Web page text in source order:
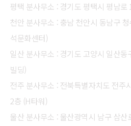
평택 분사무소 : 경기도 평택시 평남
천안 분사무소 : 충남 천안시 동남구
석문화센터)
일산 분사무소 : 경기도 고양시 일산
빌딩)
전주 분사무소 : 전북특별자치도 전주
2층 (H타워)
울산 분사무소 : 울산광역시 남구 삼